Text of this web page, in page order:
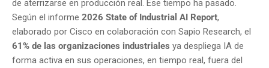
de aterrizarse en producción real. Ese tiempo ha pasado.
Según el informe 2026 State of Industrial AI Report,
elaborado por Cisco en colaboración con Sapio Research, el
61% de las organizaciones industriales ya despliega IA de
forma activa en sus operaciones, en tiempo real, fuera del